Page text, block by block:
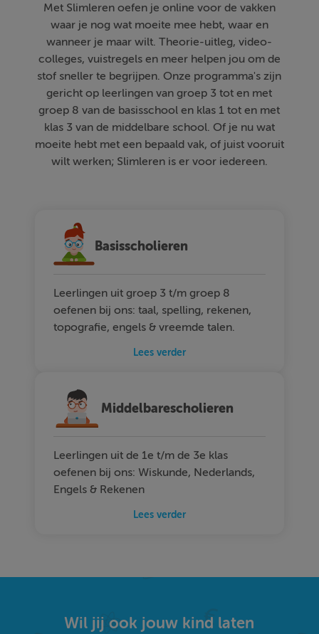
Met Slimleren oefen je online voor de vakken
waar je nog wat moeite mee hebt, waar en
wanneer je maar wilt. Theorie-uitleg, video-
colleges, vuistregels en meer helpen jou om de
stof sneller te begrijpen. Onze programma's zijn
gericht op leerlingen van groep 3 tot en met
groep 8 van de basisschool en klas 1 tot en met
klas 3 van de middelbare school. Of je nu wat
moeite hebt met een bepaald vak, of juist vooruit
wilt werken; Slimleren is er voor iedereen.
Basisscholieren
Leerlingen uit groep 3 t/m groep 8
oefenen bij ons: taal, spelling, rekenen,
topografie, engels & vreemde talen.
Lees verder
Middelbarescholieren
Leerlingen uit de 1e t/m de 3e klas
oefenen bij ons: Wiskunde, Nederlands,
Engels & Rekenen
Lees verder
Wil jij ook jouw kind laten